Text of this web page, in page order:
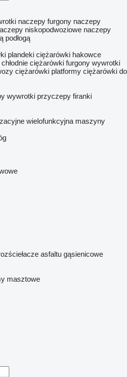
naczepy furgony naczepy
niskopodwoziowe naczepy
podłogą
plandeki ciężarówki hakowce
ciężarówki furgony wywrotki
ciężarówki platformy ciężarówki do
wywrotki przyczepy firanki
wielofunkcyjna maszyny
asfaltu gąsienicowe
masztowe